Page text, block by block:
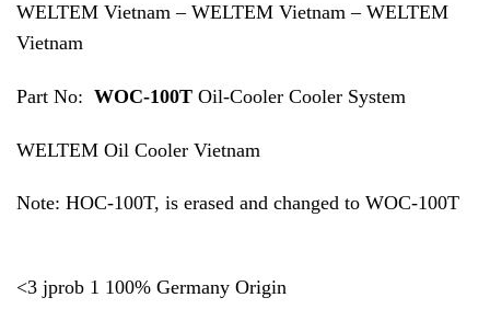
WELTEM Vietnam – WELTEM Vietnam – WELTEM
Vietnam
Part No: WOC-100T Oil-Cooler Cooler System
WELTEM Oil Cooler Vietnam
Note: HOC-100T, is erased and changed to WOC-100T
<3 jprob 1 100% Germany Origin